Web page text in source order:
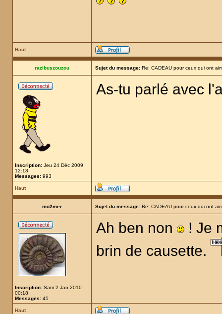
Haut
razibuszouzou Sujet du message: Re: CADEAU pour ceux qui ont
Inscription: Jeu 24 Déc 2009
12:18
Messages: 993
As-tu parlé avec
Haut
mo2mer Sujet du message: Re: CADEAU pour ceux qui ont
Inscription: Sam 2 Jan 2010
00:18
Messages: 45
Ah ben non
! Je
brin de causette.
Haut